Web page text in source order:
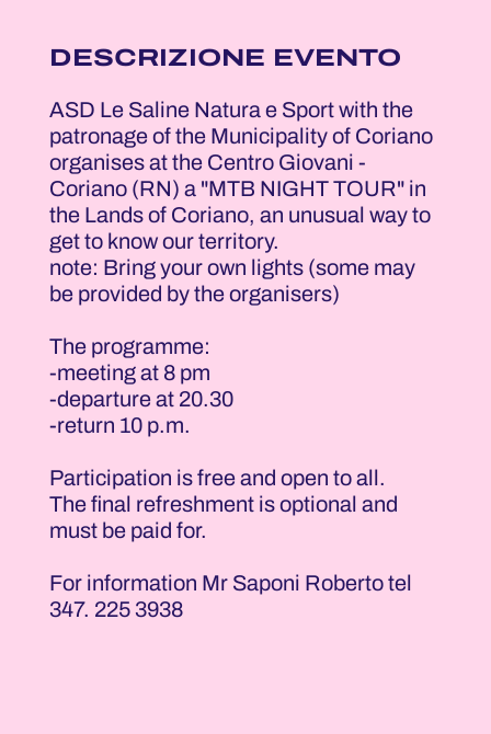
DESCRIZIONE EVENTO
ASD Le Saline Natura e Sport with the
patronage of the Municipality of Coriano
organises at the Centro Giovani -
Coriano (RN) a "MTB NIGHT TOUR" in
the Lands of Coriano, an unusual way to
get to know our territory.
note: Bring your own lights (some may
be provided by the organisers)
The programme:
-meeting at 8 pm
-departure at 20.30
-return 10 p.m.
Participation is free and open to all.
The final refreshment is optional and
must be paid for.
For information Mr Saponi Roberto tel
347. 225 3938